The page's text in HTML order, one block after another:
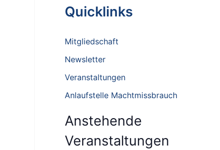
c
e
c
h
:
Quicklinks
Mitgliedschaft
Newsletter
Veranstaltungen
Anlaufstelle Machtmissbrauch
Anstehende
Veranstaltungen